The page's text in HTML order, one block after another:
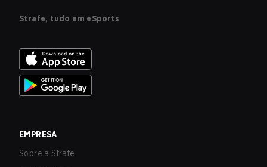
Strafe, tudo em eSports
EMPRESA
Sobre a Strafe